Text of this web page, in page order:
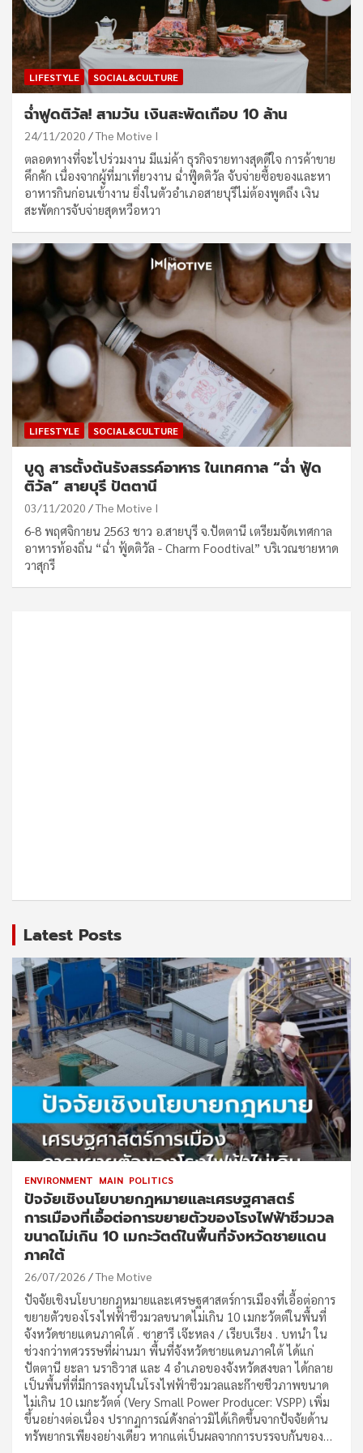
LIFESTYLE SOCIAL&CULTURE
ฉ่ำฟูดติวัล! สามวัน เงินสะพัดเกือบ 10 ล้าน
24/11/2020 The Motive I
ตลอดทางที่จะไปร่วมงาน มีแม่ค้า ธุรกิจรายทางสุดดีใจ การค้าขาย
คึกคัก เนื่องจากผู้ที่มาเที่ยวงาน ฉ่ำฟู๊ดติวัล จับจ่ายซื้อของและหา
อาหารกินก่อนเข้างาน ยิ่งในตัวอำเภอสายบุรีไม่ต้องพูดถึง เงิน
สะพัดการจับจ่ายสุดหวือหวา
LIFESTYLE SOCIAL&CULTURE
บูดู สารตั้งต้นรังสรรค์อาหาร ในเทศกาล “ฉ่ำ ฟู้ด
ติวัล” สายบุรี ปัตตานี
03/11/2020 The Motive I
6-8 พฤศจิกายน 2563 ชาว อ.สายบุรี จ.ปัตตานี เตรียมจัดเทศกาล
อาหารท้องถิ่น “ฉ่ำ ฟู้ดติวัล - Charm Foodtival” บริเวณชายหาด
วาสุกรี
Latest Posts
ENVIRONMENT MAIN POLITICS
ปัจจัยเชิงนโยบายกฎหมายและเศรษฐศาสตร์
การเมืองที่เอื้อต่อการขยายตัวของโรงไฟฟ้าชีวมวล
ขนาดไม่เกิน 10 เมกะวัตต์ในพื้นที่จังหวัดชายแดน
ภาคใต้
26/07/2026 The Motive
ปัจจัยเชิงนโยบายกฎหมายและเศรษฐศาสตร์การเมืองที่เอื้อต่อการ
ขยายตัวของโรงไฟฟ้าชีวมวลขนาดไม่เกิน 10 เมกะวัตต์ในพื้นที่
จังหวัดชายแดนภาคใต้ . ซาฮารี เจ๊ะหลง / เรียบเรียง . บทนำ ใน
ช่วงกว่าทศวรรษที่ผ่านมา พื้นที่จังหวัดชายแดนภาคใต้ ได้แก่
ปัตตานี ยะลา นราธิวาส และ 4 อำเภอของจังหวัดสงขลา ได้กลาย
เป็นพื้นที่ที่มีการลงทุนในโรงไฟฟ้าชีวมวลและก๊าซชีวภาพขนาด
ไม่เกิน 10 เมกะวัตต์ (Very Small Power Producer: VSPP) เพิ่ม
ขึ้นอย่างต่อเนื่อง ปรากฏการณ์ดังกล่าวมิได้เกิดขึ้นจากปัจจัยด้าน
ทรัพยากรเพียงอย่างเดียว หากแต่เป็นผลจากการบรรจบกันของ…